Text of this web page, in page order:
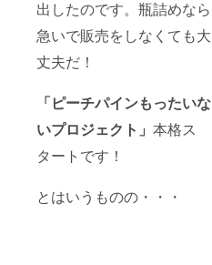
出したのです。瓶詰めなら
急いで販売をしなくても大
丈夫だ！
「ピーチパインもったいな
いプロジェクト」 本格ス
タートです！
とはいうものの・・・